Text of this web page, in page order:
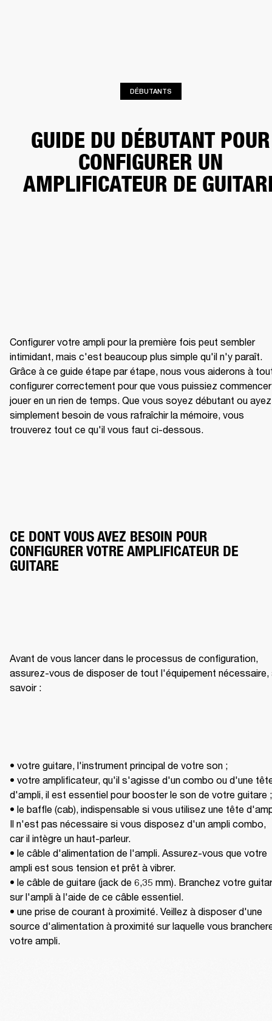
DÉBUTANTS
GUIDE DU DÉBUTANT POUR
CONFIGURER UN
AMPLIFICATEUR DE
Configurer votre ampli pour la première fois peut sembler
intimidant, mais c'est beaucoup plus simple qu'il n'y paraît.
Grâce à ce guide étape par étape, nous vous aiderons à
configurer correctement pour que vous puissiez
jouer en un rien de temps. Que vous soyez débutant ou ayez
simplement besoin de vous rafraîchir la mémoire, vous
trouverez tout ce qu'il vous faut ci-dessous.
CE DONT VOUS AVEZ BESOIN POUR
CONFIGURER VOTRE AMPLIFICATEUR DE
GUITARE
Avant de vous lancer dans le processus de configuration,
assurez-vous de disposer de tout l'équipement nécessaire,
savoir :
• votre guitare, l'instrument principal de votre son ;
• votre amplificateur, qu'il s'agisse d'un combo ou d'une
d'ampli, il est essentiel pour booster le son de votre guitare
• le baffle (cab), indispensable si vous utilisez une tête
Il n'est pas nécessaire si vous disposez d'un ampli combo,
car il intègre un haut-parleur.
• le câble d'alimentation de l'ampli. Assurez-vous que votre
ampli est sous tension et prêt à vibrer.
• le câble de guitare (jack de 6,35 mm). Branchez votre
sur l'ampli à l'aide de ce câble essentiel.
• une prise de courant à proximité. Veillez à disposer d'une
source d'alimentation à proximité sur laquelle vous
votre ampli.